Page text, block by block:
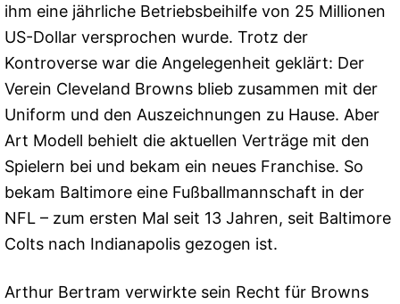
ihm eine jährliche Betriebsbeihilfe von 25 Millionen
US-Dollar versprochen wurde. Trotz der
Kontroverse war die Angelegenheit geklärt: Der
Verein Cleveland Browns blieb zusammen mit der
Uniform und den Auszeichnungen zu Hause. Aber
Art Modell behielt die aktuellen Verträge mit den
Spielern bei und bekam ein neues Franchise. So
bekam Baltimore eine Fußballmannschaft in der
NFL – zum ersten Mal seit 13 Jahren, seit Baltimore
Colts nach Indianapolis gezogen ist.
Arthur Bertram verwirkte sein Recht für Browns